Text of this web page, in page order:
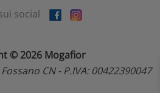
social
© 2026 Mogafior
CN - P.IVA: 00422390047